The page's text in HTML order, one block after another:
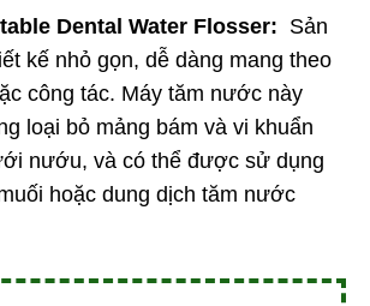
Dental Water Flosser: Sản
kế nhỏ gọn, dễ dàng mang theo
công tác. Máy tăm nước này
loại bỏ mảng bám và vi khuẩn
nướu, và có thể được sử dụng
hoặc dung dịch tăm nước